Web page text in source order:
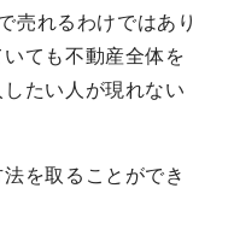
売れるわけではあり
ても不動産全体を
たい人が現れない
を取ることができ